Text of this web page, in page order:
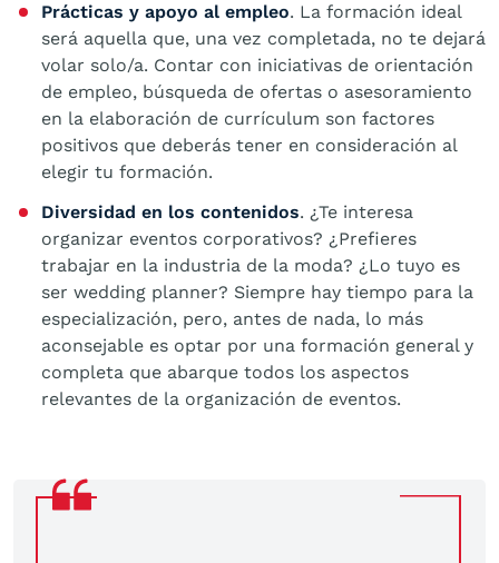
Prácticas y apoyo al empleo. La formación ideal
será aquella que, una vez completada, no te dejará
volar solo/a. Contar con iniciativas de orientación
de empleo, búsqueda de ofertas o asesoramiento
en la elaboración de currículum son factores
positivos que deberás tener en consideración al
elegir tu formación.
Diversidad en los contenidos. ¿Te interesa
organizar eventos corporativos? ¿Prefieres
trabajar en la industria de la moda? ¿Lo tuyo es
ser wedding planner? Siempre hay tiempo para la
especialización, pero, antes de nada, lo más
aconsejable es optar por una formación general y
completa que abarque todos los aspectos
relevantes de la organización de eventos.